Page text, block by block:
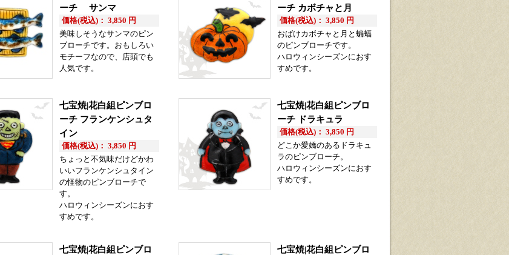
ーチ サンマ
価格(税込)： 3,850 円
美味しそうなサンマのピン
ブローチです。おもしろい
モチーフなので、店頭でも
人気です。
ーチ カボチャと月
価格(税込)： 3,850 円
おばけカボチャと月と蝙蝠
のピンブローチです。
ハロウィンシーズンにおす
すめです。
七宝焼|花白組ピンブロ
ーチ フランケンシュタ
イン
価格(税込)： 3,850 円
ちょっと不気味だけどかわ
いいフランケンシュタイン
の怪物のピンブローチで
す。
ハロウィンシーズンにおす
すめです。
七宝焼|花白組ピンブロ
ーチ ドラキュラ
価格(税込)： 3,850 円
どこか愛嬌のあるドラキュ
ラのピンブローチ。
ハロウィンシーズンにおす
すめです。
七宝焼|花白組ピンブロ
七宝焼|花白組ピンブロ